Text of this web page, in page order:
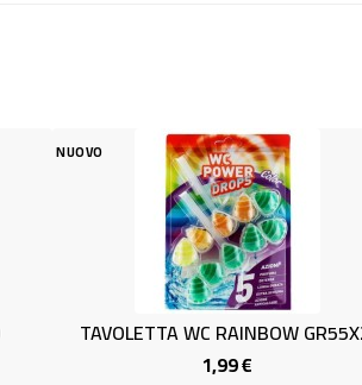
NUOVO
TAVOLETTA WC RAINBOW GR55X2.
1,99 €Prezzo